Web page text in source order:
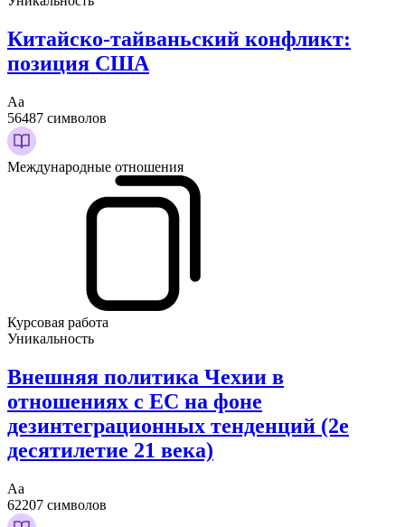
Китайско-тайваньский конфликт:
позиция США
Аа
56487 символов
Международные отношения
Курсовая работа
Уникальность
Внешняя политика Чехии в
отношениях с ЕС на фоне
дезинтеграционных тенденций (2е
десятилетие 21 века)
Аа
62207 символов